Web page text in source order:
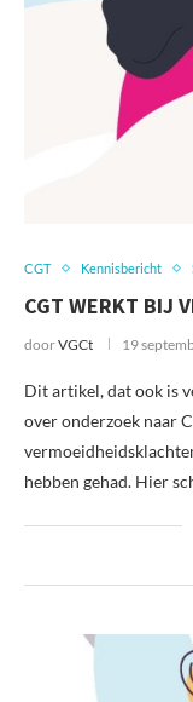
CGT Kennisbericht
CGT WERKT BIJ
doorVGCt 19
Dit artikel, dat ook is
over onderzoek naar
hebben gehad. Hier